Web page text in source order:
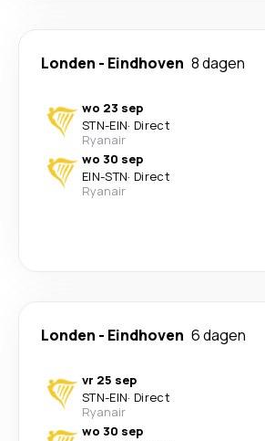
Londen - Eindhoven 8 dagen
wo 23 sep
STN-EIN· Direct
Ryanair
wo 30 sep
EIN-STN· Direct
Ryanair
Londen - Eindhoven 6 dagen
vr 25 sep
STN-EIN· Direct
Ryanair
wo 30 sep